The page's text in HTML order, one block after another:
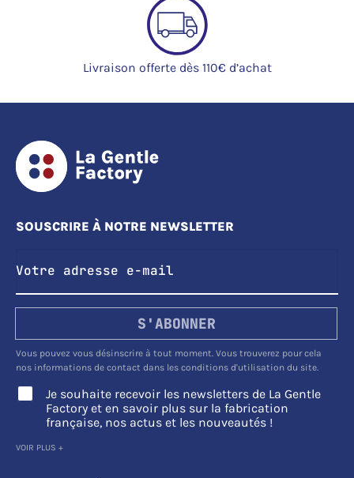
Livraison offerte dès 110€ d’achat
SOUSCRIRE À NOTRE NEWSLETTER
S'ABONNER
Vous pouvez vous désinscrire à tout moment. Vous trouverez pour cela
nos informations de contact dans les conditions d'utilisation du site.
Je souhaite recevoir les newsletters de La Gentle
Factory et en savoir plus sur la fabrication
française, nos actus et les nouveautés !
VOIR PLUS +